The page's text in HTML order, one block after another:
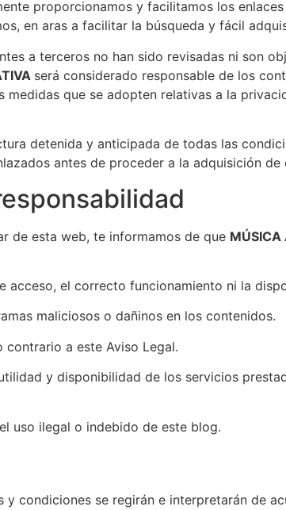
proporcionamos y facilitamos los
en aras a facilitar la búsqueda y fácil
a terceros no han sido revisadas ni son
será considerado responsable de los
medidas que se adopten relativas a la
detenida y anticipada de todas las
antes de proceder a la adquisición
de esta web, te informamos de que MÚSICA
acceso, el correcto funcionamiento ni la
maliciosos o dañinos en los contenidos.
a este Aviso Legal.
y disponibilidad de los servicios
uso ilegal o indebido de este blog.
y condiciones se regirán e interpretarán de